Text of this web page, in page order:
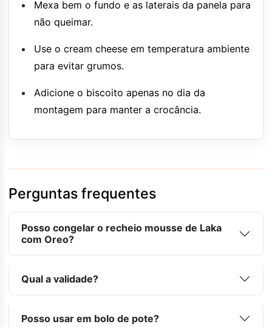
Mexa bem o fundo e as laterais da panela para
não queimar.
Use o cream cheese em temperatura ambiente
para evitar grumos.
Adicione o biscoito apenas no dia da
montagem para manter a crocância.
Perguntas frequentes
Posso congelar o recheio mousse de Laka
com Oreo?
Qual a validade?
Posso usar em bolo de pote?